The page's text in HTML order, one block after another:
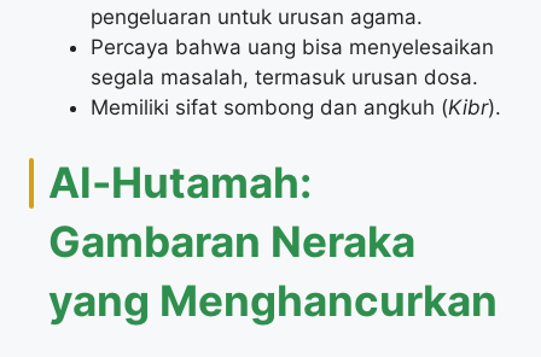
pengeluaran untuk urusan agama.
Percaya bahwa uang bisa menyelesaikan
segala masalah, termasuk urusan dosa.
Memiliki sifat sombong dan angkuh (Kibr).
Al-Hutamah:
Gambaran Neraka
yang Menghancurkan